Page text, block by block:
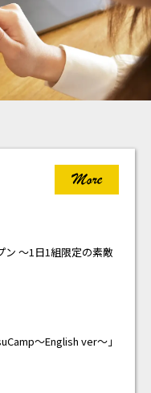
More
ン ～1日1組限定の素敵
～English ver～」